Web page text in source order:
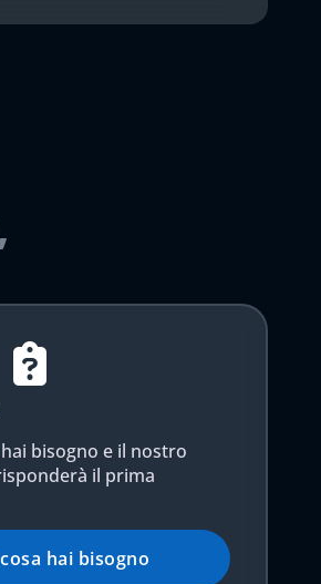
bisogno e il nostro
il prima
hai bisogno